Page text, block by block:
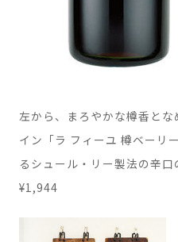
左から、まろやかな樽香と
イン「ラ フィーユ 樽ベーリ
るシュール・リー製法の辛口
¥1,944